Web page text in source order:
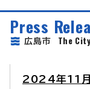
Press
広島市 The
2024年11